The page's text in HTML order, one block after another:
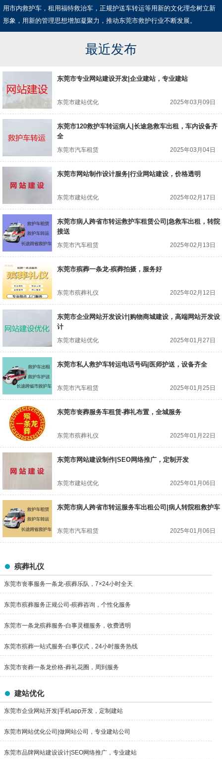
用市内救护车，租用福特救治车，正规护送车转运等用新的文化理念树立新
形象，用新的管理思想增加凝聚力，推动东莞市救护行业不断发展。
最近发布
东莞市专业网站建设开发|企业建站，专业建站
东莞市建站优化 2025年03月09日
东莞市120救护车转运病人|长途急救车出租，车内设备齐
全
东莞市汽车租赁 2025年03月04日
东莞市网站制作设计服务|行业网站建设，价格透明
东莞市建站优化 2025年02月17日
东莞市病人跨省市转运救护车租赁公司|急救车出租，转院
接送
东莞市汽车租赁 2025年02月13日
东莞市殡葬一条龙-殡葬拍摄，服务好
东莞市殡葬礼仪 2025年02月12日
东莞市企业网站开发设计|购物商城建设，高端网站开发设
计
东莞市建站优化 2025年01月27日
东莞市私人救护车转运电话号码|医师护送，设备齐全
东莞市汽车租赁 2025年01月25日
东莞市丧葬服务车租赁-葬礼布置，全城服务
东莞市殡葬礼仪 2025年01月22日
东莞市网站建设制作|SEO网络推广，定制开发
东莞市建站优化 2025年01月06日
东莞市病人跨省市转运服务车出租公司|病人转院租救护车
东莞市汽车租赁 2025年01月06日
殡葬礼仪
东莞市丧事服务一条龙-殡葬乐队，7×24小时全天
东莞市殡葬服务正规公司-殡葬咨询，个性化服务
东莞市一条龙殡葬服务-白事灵棚服务，收费透明
东莞市殡葬一站式服务-白事仪式，24小时服务热线
东莞市丧葬一条龙价格-葬礼花圈，周到服务
建站优化
东莞市企业网站开发|手机app开发，定制建站
东莞市网站优化公司|做网站公司，专业建站公司
东莞市品牌网站建设设计|SEO网络推广，专业建站